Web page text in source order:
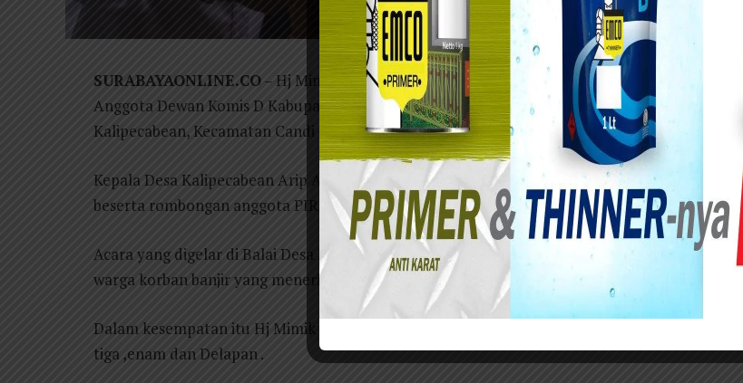
SURABAYAONLINE.CO– Hj Mimik Idayana Ketua Perempuan Indonesia Raya (PIRA) Juga
Anggota Dewan Komis D Kabupaten Sidoarjo dari Partai Gerindra mengunjungi Desa
Kalipecabean, Kecamatan Candi -Sidoarjo, Sabtu (20/2/2021) .
Kepala Desa Kalipecabean Arip Al Ansori menyambut langsung kedatangan Ketua PIRA
beserta rombongan anggota PIRA .
Acara yang digelar di Balai Desa Kalipecabean yang dihadiri oleh tokoh masyarakat serta
warga korban banjir yang menerima bantuan berupa sembako dan uang dari PIRA .
Dalam kesempatan itu Hj Mimik Idayana juga milihat kondisi jalan yang berdampak banjir di RT
tiga ,enam dan Delapan .